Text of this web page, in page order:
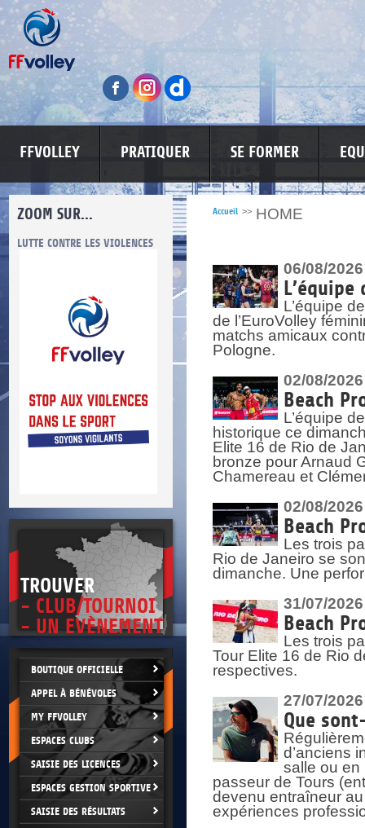
FFVOLLEY PRATIQUER SE FORMER
ZOOM SUR...
LUTTE CONTRE LES VIOLENCES MA PETITE SPONSO
>
TROUVER
- CLUB/TOURNOI
- UN EVÈNEMENT
BOUTIQUE OFFICIELLE
APPEL À BÉNÉVOLES
MY FFVOLLEY
ESPACES CLUBS
SAISIE DES LICENCES
ESPACES GESTION SPORTIVE
SAISIE DES RÉSULTATS
Accueil >> HOME
06/08/2026
L’équipe
L’équipe
de l’EuroVolley
matchs amicaux
Pologne.
02/08/2026
Beach
L’équipe
historique ce
Elite 16 de Rio de
bronze pour Arnaud
Chamereau et
02/08/2026
Beach
Les trois
Rio de Janeiro se
dimanche. Une
31/07/2026
Beach
Les trois
Tour Elite 16 de Rio
respectives.
27/07/2026
Que
d’anciens
salle ou en
passeur de Tours
devenu entraîneur
expériences